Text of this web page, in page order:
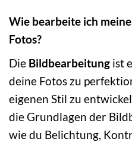
Wie bearbeite ich
Fotos?
Die Bildbearbeitung ist
deine Fotos zu
eigenen Stil zu
die Grundlagen der
wie du Belichtung,